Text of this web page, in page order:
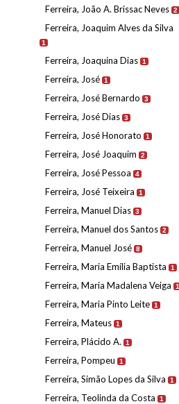
Ferreira, João A. Brissac Neves 2
Ferreira, Joaquim Alves da Silva
1
Ferreira, Joaquina Dias 1
Ferreira, José 1
Ferreira, José Bernardo 3
Ferreira, José Dias 3
Ferreira, José Honorato 1
Ferreira, José Joaquim 2
Ferreira, José Pessoa 4
Ferreira, José Teixeira 1
Ferreira, Manuel Dias 3
Ferreira, Manuel dos Santos 2
Ferreira, Manuel José 8
Ferreira, Maria Emília Baptista 1
Ferreira, Maria Madalena Veiga 1
Ferreira, Maria Pinto Leite 1
Ferreira, Mateus 1
Ferreira, Plácido A. 1
Ferreira, Pompeu 1
Ferreira, Simão Lopes da Silva 1
Ferreira, Teolinda da Costa 1